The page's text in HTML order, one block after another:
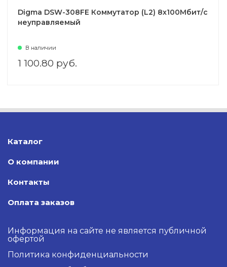
Digma DSW-308FE Коммутатор (L2) 8х100Мбит/с
неуправляемый
В наличии
1 100.80 руб.
Каталог
О компании
Контакты
Оплата заказов
Информация на сайте не является публичной
офертой
Политика конфиденциальности